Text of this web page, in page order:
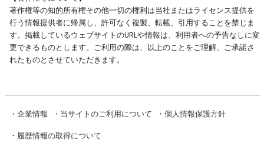
著作権等の知的所有権その他一切の権利は当社またはライセンス提供を
行う情報提供者に帰属し、許可なく複製、転載、引用することを禁じま
す。掲載しているウェブサイトのURLや情報は、利用者への予告なしに変
更できるものとします。ご利用の際は、以上のことをご理解、ご承諾さ
れたものとさせていただきます。
・ 企業情報 ・ 当サイトのご利用について ・ 個人情報保護方針
・ 履歴情報の取得について